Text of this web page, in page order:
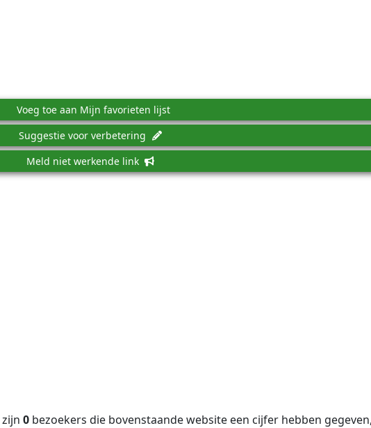
Voeg toe aan Mijn favorieten lijst
Suggestie voor verbetering
Meld niet werkende link
0 bezoekers die bovenstaande website een cijfer hebben